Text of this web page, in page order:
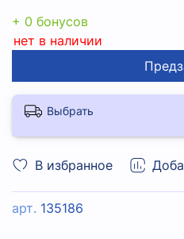
В избранное
арт. 135186
+ 0 бонусов
нет в наличии
Выбрать